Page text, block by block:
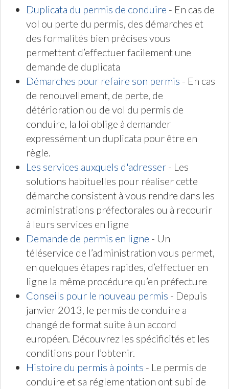
Duplicata du permis de conduire - En cas de
vol ou perte du permis, des démarches et
des formalités bien précises vous
permettent d’effectuer facilement une
demande de duplicata
Démarches pour refaire son permis - En cas
de renouvellement, de perte, de
détérioration ou de vol du permis de
conduire, la loi oblige à demander
expressément un duplicata pour être en
règle.
Les services auxquels d'adresser - Les
solutions habituelles pour réaliser cette
démarche consistent à vous rendre dans les
administrations préfectorales ou à recourir
à leurs services en ligne
Demande de permis en ligne - Un
téléservice de l’administration vous permet,
en quelques étapes rapides, d’effectuer en
ligne la même procédure qu’en préfecture
Conseils pour le nouveau permis - Depuis
janvier 2013, le permis de conduire a
changé de format suite à un accord
européen. Découvrez les spécificités et les
conditions pour l’obtenir.
Histoire du permis à points - Le permis de
conduire et sa réglementation ont subi de